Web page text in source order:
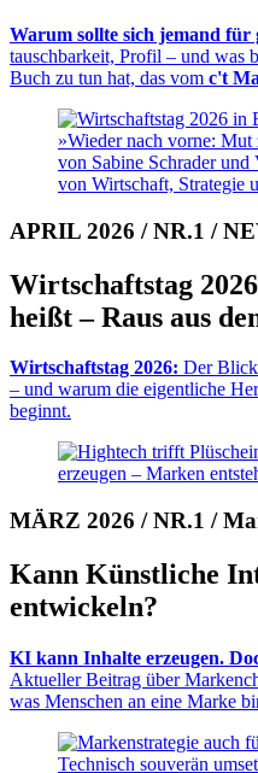
Warum sollte sich jemand für
tausch­bar­keit, Profil – und was
Buch zu tun hat, das vom c't
APRIL 2026 / NR.1 /
Wirtschaftstag
heißt – Raus aus
Wirtschaftstag 2026: Der Blick
– und warum die eigentliche
beginnt.
MÄRZ 2026 / NR.1 /
Kann Künstliche
entwickeln?
KI kann Inhalte erzeugen.
Aktueller Beitrag über
was Mens­chen an eine Marke